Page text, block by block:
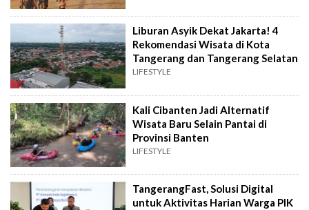
Liburan Asyik Dekat Jakarta! 4
Rekomendasi Wisata di Kota
Tangerang dan Tangerang Selatan
LIFESTYLE
Kali Cibanten Jadi Alternatif
Wisata Baru Selain Pantai di
Provinsi Banten
LIFESTYLE
TangerangFast, Solusi Digital
untuk Aktivitas Harian Warga PIK